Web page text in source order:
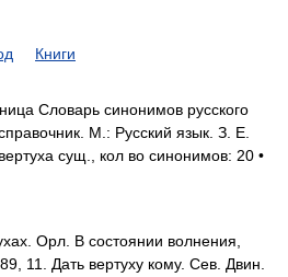
Книги
Словарь синонимов русского
М.: Русский язык. З. Е.
сущ., кол во синонимов: 20 •
Орл. В состоянии волнения,
11. Дать вертуху кому. Сев. Двин.